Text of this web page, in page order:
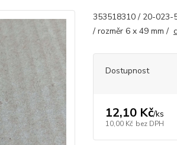
353518310 / 20-023-
/ rozměr 6 x 49 mm /
Dostupnost
12,10 Kč/ks
10,00 Kč bez DPH